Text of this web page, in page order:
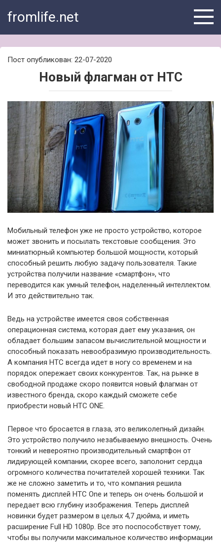
fromlife.net
Пост опубликован: 22-07-2020
Новый флагман от HTC
Мобильный телефон уже не просто устройство, которое
может звонить и посылать текстовые сообщения. Это
миниатюрный компьютер большой мощности, который
способный решить любую задачу пользователя. Такие
устройства получили название «смартфон», что
переводится как умный телефон, наделенный интеллектом.
И это действительно так.
Ведь на устройстве имеется своя собственная
операционная система, которая дает ему указания, он
обладает большим запасом вычислительной мощности и
способный показать невообразимую производительность.
А компания HTC всегда идет в ногу со временем и на
порядок опережает своих конкурентов. Так, на рынке в
свободной продаже скоро появится новый флагман от
известного бренда, скоро каждый сможете себе
приобрести новый HTC ONE.
Первое что бросается в глаза, это великолепный дизайн.
Это устройство получило незабываемую внешность. Очень
тонкий и невероятно производительный смартфон от
лидирующей компании, скорее всего, заполонит сердца
огромного количества почитателей хорошей техники. Так
же не сложно заметить и то, что компания решила
поменять дисплей HTC One и теперь он очень большой и
передает всю глубину изображения. Теперь дисплей
новинки будет размером в целых 4,7 дюйма, и иметь
расширение Full HD 1080p. Все это поспособствует тому,
чтобы вы получили максимальное количество информации